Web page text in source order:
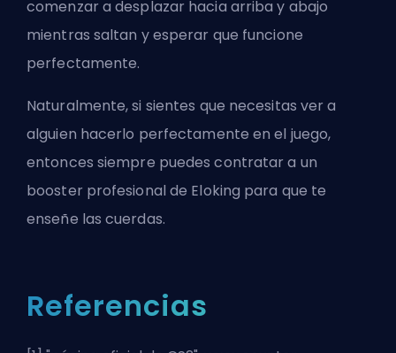
comenzar a desplazar hacia arriba y abajo
mientras saltan y esperar que funcione
perfectamente.
Naturalmente, si sientes que necesitas ver a
alguien hacerlo perfectamente en el juego,
entonces siempre puedescontratar a un
booster profesional de Eloking para que te
enseñe las cuerdas.
Referencias